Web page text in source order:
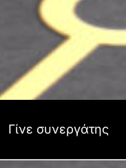
Γίνε συνεργάτης